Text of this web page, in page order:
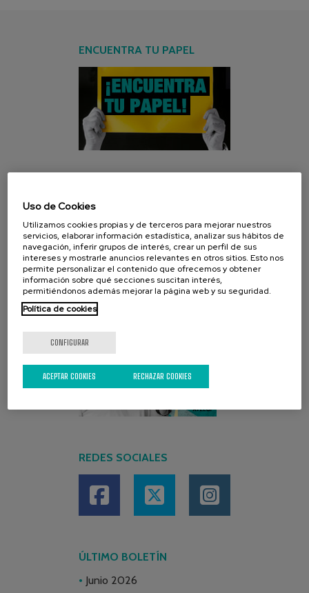
ENCUENTRA TU PAPEL
REDES SOCIALES
ÚLTIMO BOLETÍN
Junio 2026
Uso de Cookies
Utilizamos cookies propias y de terceros para mejorar nuestros
servicios, elaborar información estadística, analizar sus hábitos de
navegación, inferir grupos de interés, crear un perfil de sus
intereses y mostrarle anuncios relevantes en otros sitios. Esto nos
permite personalizar el contenido que ofrecemos y obtener
información sobre qué secciones suscitan interés,
permitiéndonos además mejorar la página web y su seguridad.
Política de cookies
CONFIGURAR
RECHAZAR COOKIES
ACEPTAR COOKIES